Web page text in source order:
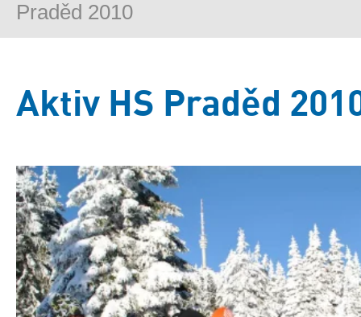
Praděd 2010
Aktiv HS Praděd